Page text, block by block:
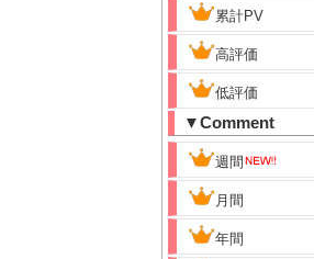
累計PV
高評価
低評価
▼Comment
週間
月間
年間